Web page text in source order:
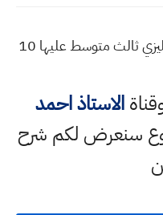
الاضافات الوزراية لكل الوحدات انكليزي ثالث متوسط عليها 10
الاستاذ احمد
سنعرض لكم شرح